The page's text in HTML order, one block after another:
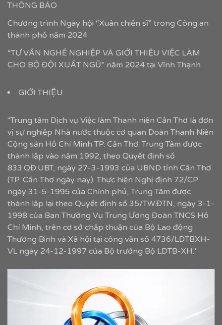
THÔNG BÁO
Chương trình Ngày hội “Xuân chiến sĩ” trong Công an
thành phố năm 2024
“TƯ VẤN NGHỀ NGHIỆP VÀ GIỚI THIỆU VIỆC LÀM
CHO BỘ ĐỘI XUẤT NGŨ” năm 2024 tại Vĩnh Thạnh
GIỚI THIỆU
"Trung tâm Dịch vụ Việc làm Thanh niên Cần Thơ là đơn
vị sự nghiệp Nhà nước thuộc cơ quan Đoàn Thanh Niên
Cộng sản Hồ Chí Minh TP. Cần Thơ. Trung Tâm được
thành lập vào năm 1992, theo Quyết định số
833.QĐ.UBT, ngày 27-3-1993 của UBND tỉnh Cần Thơ
(TP. Cần Thơ ngày nay). Thực hiện Nghị định 72/CP
ngày 31-5-1995 của Chính phủ, Trung Tâm được
thành lập lại theo Quyết định số 35/TW.ĐTN, ngày 3-1-
1998 của Ban Thường Vụ Trung Ương Đoàn TNCS Hồ
Chí Minh, trên cơ sở chấp thuận của Bộ Lao động
Thương Binh và Xã hội tại công văn số 4736/LĐTBXH-
VL ngày 24-12-1997 của Bộ trưởng Bộ LĐTB-XH."